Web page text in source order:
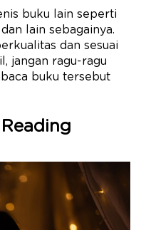
buku lain seperti
lain sebagainya.
dan sesuai
jangan ragu-ragu
buku tersebut